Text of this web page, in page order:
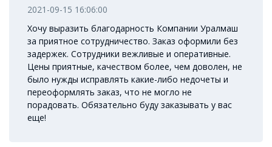
2021-09-15 16:06:00
Хочу выразить благодарность Компании Уралмаш
за приятное сотрудничество. Заказ оформили без
задержек. Сотрудники вежливые и оперативные.
Цены приятные, качеством более, чем доволен, не
было нужды исправлять какие-либо недочеты и
переоформлять заказ, что не могло не
порадовать. Обязательно буду заказывать у вас
еще!